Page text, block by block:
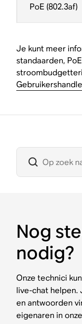
PoE (802.3af)
Je kunt meer
standaarden,
Nog
nodig?
Onze technici
live-chat helpen.
en antwoorden
eigenaren in